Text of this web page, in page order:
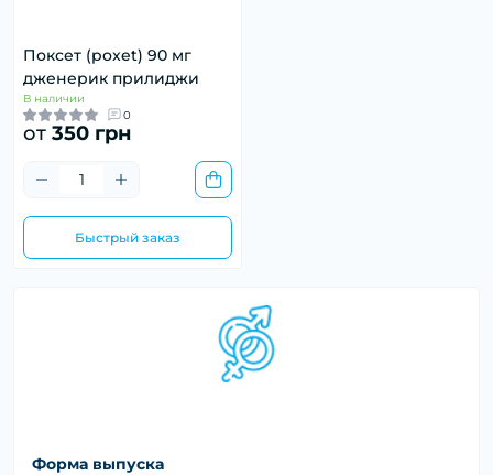
Поксет (poxet) 90 мг
дженерик прилиджи
В наличии
0
от 350 грн
Быстрый заказ
Форма выпуска